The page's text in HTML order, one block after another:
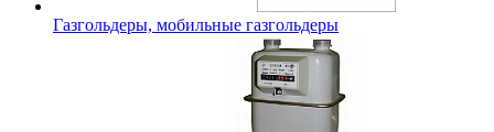
Газгольдеры, мобильные газгольдеры